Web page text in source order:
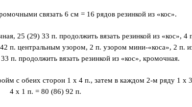
связать 6 см = 16 рядов резинкой из «кос».
25 (29) 33 п. продолжить вязать резинкой из «кос», 4
п. центральным узором, 2 п. узором мини-«коса», 2 п.
п. продолжить вязать резинкой из «кос», кромочная.
с обеих сторон 1 x 4 п., затем в каждом 2-м ряду 1 x
4 x 1 п. = 80 (86) 92 п.